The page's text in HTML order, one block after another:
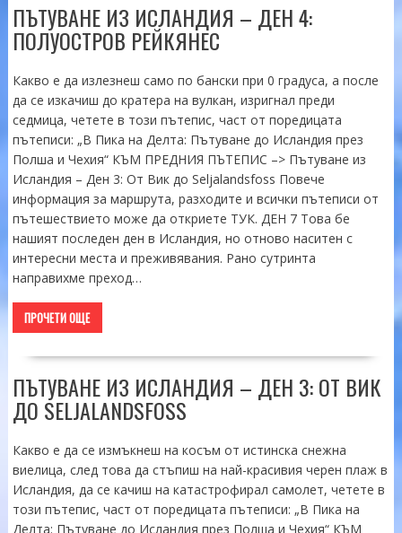
ПЪТУВАНЕ ИЗ ИСЛАНДИЯ – ДЕН 4:
ПОЛУОСТРОВ РЕЙКЯНЕС
Какво е да излезнеш само по бански при 0 градуса, а после
да се изкачиш до кратера на вулкан, изригнал преди
седмица, четете в този пътепис, част от поредицата
пътеписи: „В Пика на Делта: Пътуване до Исландия през
Полша и Чехия“ КЪМ ПРЕДНИЯ ПЪТЕПИС –> Пътуване из
Исландия – Ден 3: От Вик до Seljalandsfoss Повече
информация за маршрута, разходите и всички пътеписи от
пътешествието може да откриете ТУК. ДЕН 7 Това бе
нашият последен ден в Исландия, но отново наситен с
интересни места и преживявания. Рано сутринта
направихме преход…
ПРОЧЕТИ ОЩЕ
ПЪТУВАНЕ ИЗ ИСЛАНДИЯ – ДЕН 3: ОТ ВИК
ДО SELJALANDSFOSS
Какво е да се измъкнеш на косъм от истинска снежна
виелица, след това да стъпиш на най-красивия черен плаж в
Исландия, да се качиш на катастрофирал самолет, четете в
този пътепис, част от поредицата пътеписи: „В Пика на
Делта: Пътуване до Исландия през Полша и Чехия“ КЪМ